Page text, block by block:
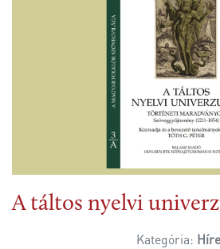
A táltos nyelvi
Kategória: